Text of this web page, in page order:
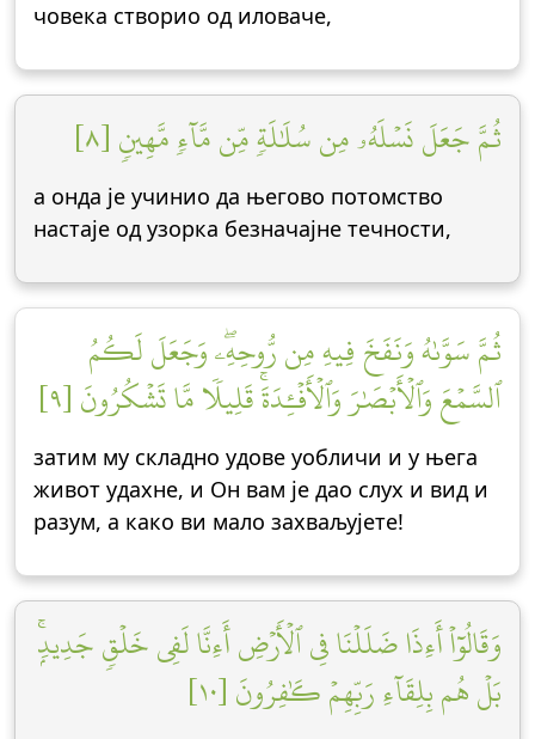
човека створио од иловаче,
ثُمَّ جَعَلَ نَسۡلَهُۥ مِن سُلَٰلَةٖ مِّن مَّآءٖ مَّهِينٖ [٨]
а онда је учинио да његово потомство
настаје од узорка безначајне течности,
ثُمَّ سَوَّىٰهُ وَنَفَخَ فِيهِ مِن رُّوحِهِۦۖ وَجَعَلَ لَكُمُ
ٱلسَّمۡعَ وَٱلۡأَبۡصَٰرَ وَٱلۡأَفۡـِٔدَةَۚ قَلِيلٗا مَّا تَشۡكُرُونَ [٩]
затим му складно удове уобличи и у њега
живот удахне, и Он вам је дао слух и вид и
разум, а како ви мало захваљујете!
وَقَالُوٓاْ أَءِذَا ضَلَلۡنَا فِي ٱلۡأَرۡضِ أَءِنَّا لَفِي خَلۡقٖ جَدِيدِۭۚ
بَلۡ هُم بِلِقَآءِ رَبِّهِمۡ كَٰفِرُونَ [١٠]